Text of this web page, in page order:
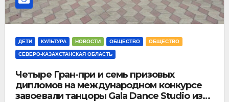
ДЕТИ КУЛЬТУРА НОВОСТИ ОБЩЕСТВО ОБЩЕСТВО
СЕВЕРО-КАЗАХСТАНСКАЯ ОБЛАСТЬ
Четыре Гран-при и семь призовых
дипломов на международном конкурсе
завоевали танцоры Gala Dance Studio из